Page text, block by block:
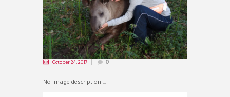
October 24, 2017 0
No image description ...